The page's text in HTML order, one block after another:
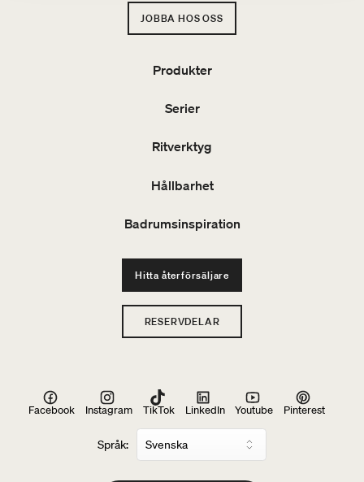
JOBBA HOS OSS
Produkter
Serier
Ritverktyg
Hållbarhet
Badrumsinspiration
Hitta återförsäljare
RESERVDELAR
Språk:
Facebook Instagram TikTok LinkedIn Youtube Pinterest